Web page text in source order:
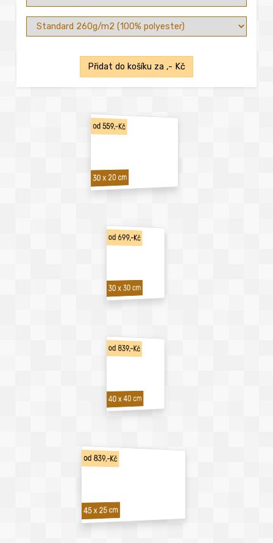
Přidat do košíku za ,- Kč
od 559,-Kč
30 x 20 cm
od 699,-Kč
30 x 30 cm
od 839,-Kč
40 x 40 cm
od 839,-Kč
45 x 25 cm